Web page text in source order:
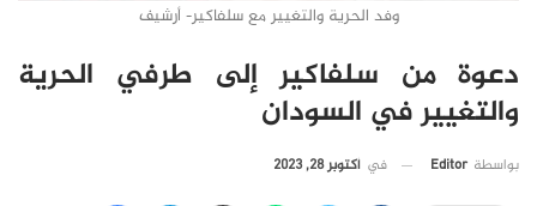
وفد الحرية والتغيير مع سلفاكير- أرشيف
دعوة من سلفاكير إلى طرفي الحرية
والتغيير في السودان
بواسطة Editor في أكتوبر 28, 2023